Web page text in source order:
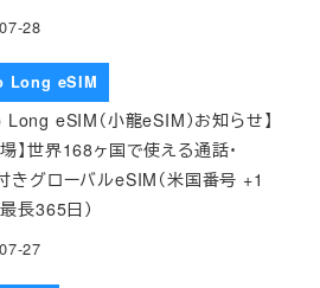
28
Long eSIM
Long eSIM（小龍eSIM）お知らせ】
場】世界168ヶ国で使える通話・
きグローバルeSIM（米国番号 +1
長365日）
27